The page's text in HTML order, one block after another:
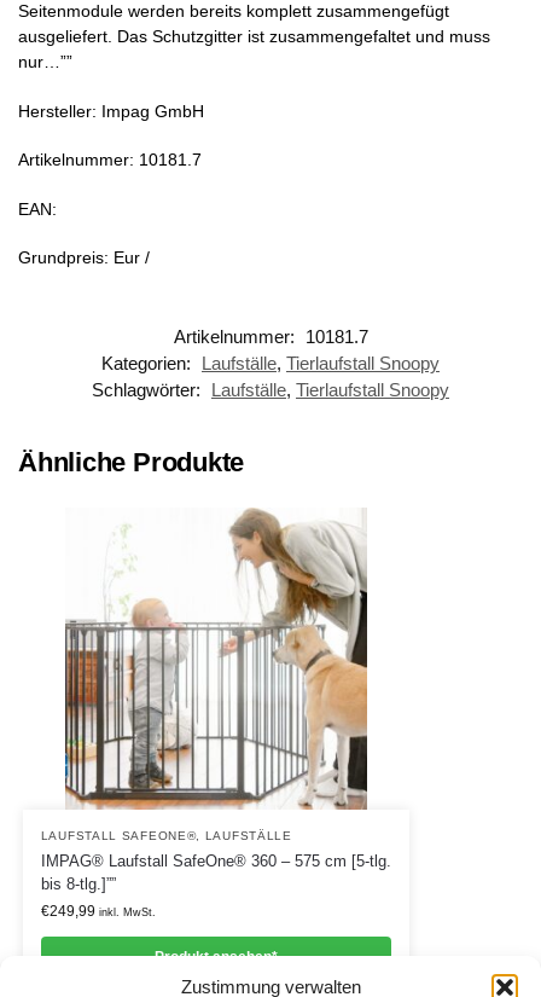
Zustimmung verwalten
Seitenmodule werden bereits komplett zusammengefügt
ausgeliefert. Das Schutzgitter ist zusammengefaltet und muss
nur…””
Hersteller: Impag GmbH
Artikelnummer: 10181.7
EAN:
Grundpreis: Eur /
Artikelnummer:
10181.7
Kategorien:
Laufställe, Tierlaufstall Snoopy
Schlagwörter:
Laufställe, Tierlaufstall Snoopy
Ähnliche Produkte
LAUFSTALL SAFEONE®, LAUFSTÄLLE
IMPAG® Laufstall SafeOne® 360 – 575 cm [5-tlg.
bis 8-tlg.]””
€249,99 inkl. MwSt.
Produkt ansehen*